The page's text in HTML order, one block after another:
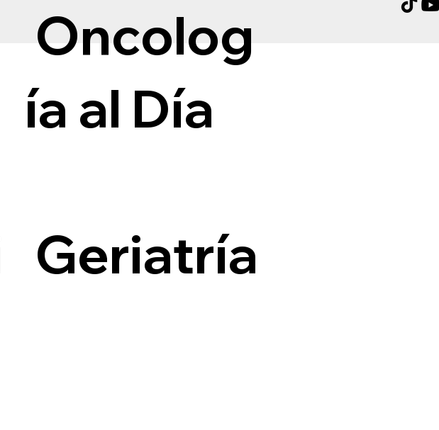
Oncolog
ía al Día
Geriatría